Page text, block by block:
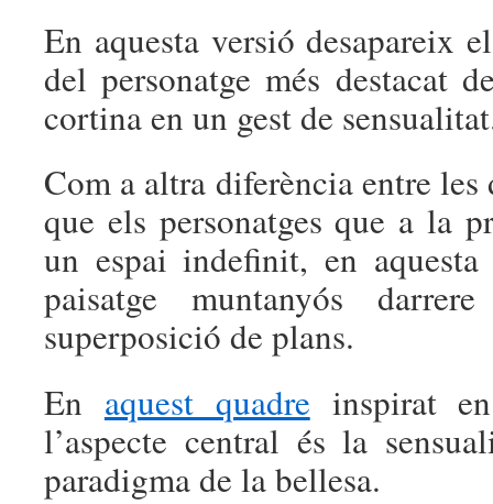
En aquesta versió desapareix
del personatge més destacat
cortina en un gest de
Com a altra diferència entre
que els personatges que a la
un espai indefinit, en
paisatge muntanyós
superposició de plans.
En aquest quadre inspirat
l’aspecte central és la
paradigma de la bellesa.